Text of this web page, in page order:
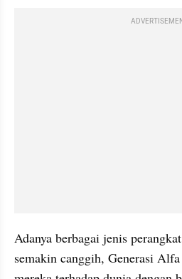
Adanya berbagai jenis
semakin canggih, Generasi